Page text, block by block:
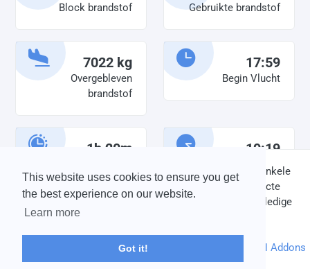
This website uses cookies to ensure you get
the best experience on our website.
Learn more
Got it!
Block brandstof Gebruikte brandstof
7022 kg
Overgebleven
brandstof
17:59
Begin Vlucht
1h 20m 19:19
Einde vlucht
DISCLAIMER: V-Bird Virtual Airlines Group kan op geen enkele
wijze aansprakelijkheid aanvaarden voor directe of indirecte
schade die is ontstaan ten gevolge van onjuiste of onvolledige
informatie op deze website.
© 2004 - 2026 V-Bird Virtual Airlines Group |Credits
Powered byphpVMS DH Addons